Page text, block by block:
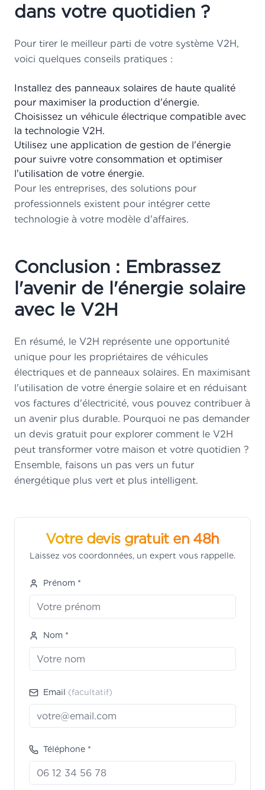
dans votre quotidien ?
Pour tirer le meilleur parti de votre système V2H,
voici quelques conseils pratiques :
Installez des panneaux solaires de haute qualité
pour maximiser la production d'énergie.
Choisissez un véhicule électrique compatible avec
la technologie V2H.
Utilisez une application de gestion de l'énergie
pour suivre votre consommation et optimiser
l'utilisation de votre énergie.
Pour les entreprises, des solutions pour
professionnels existent pour intégrer cette
technologie à votre modèle d'affaires.
Conclusion : Embrassez
l'avenir de l'énergie solaire
avec le V2H
En résumé, le V2H représente une opportunité
unique pour les propriétaires de véhicules
électriques et de panneaux solaires. En maximisant
l'utilisation de votre énergie solaire et en réduisant
vos factures d'électricité, vous pouvez contribuer à
un avenir plus durable. Pourquoi ne pas demander
un devis gratuit pour explorer comment le V2H
peut transformer votre maison et votre quotidien ?
Ensemble, faisons un pas vers un futur
énergétique plus vert et plus intelligent.
Votre devis gratuit en 48h
Laissez vos coordonnées, un expert vous rappelle.
Prénom *
Nom *
Email (facultatif)
Téléphone *